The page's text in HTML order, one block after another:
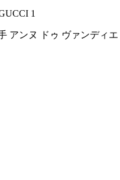
1
アンヌ ドゥ ヴァンディエ